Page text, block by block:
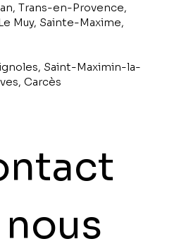
Trans-en-Provence,
Muy, Sainte-Maxime,
Saint-Maximin-la-
Carcès
nous